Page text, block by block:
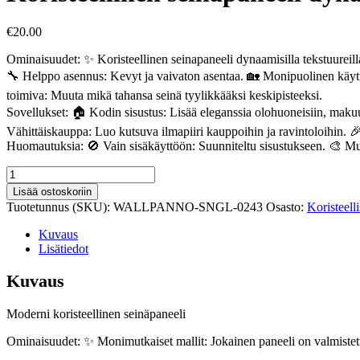
€20.00
Ominaisuudet: ✨ Koristeellinen seinapaneeli dynaamisilla
🔧 Helppo asennus: Kevyt ja vaivaton asentaa. 🏡 Monipuolinen
toimiva: Muuta mikä tahansa seinä tyylikkääksi keskipisteeksi.
Sovellukset: 🏠 Kodin sisustus: Lisää eleganssia olohuoneisiin,
Vähittäiskauppa: Luo kutsuva ilmapiiri kauppoihin ja ravintoloihin.
Huomautuksia: 🚫 Vain sisäkäyttöön: Suunniteltu sisustukseen. 🎨
Koristeellinen
seinapaneeli
dynaamisilla
tekstuureilla
määrä
Lisää ostoskoriin
Tuotetunnus (SKU): WALLPANNO-SNGL-0243 Osasto:
Kuvaus
Lisätiedot
Kuvaus
Moderni koristeellinen seinäpaneeli
Ominaisuudet: ✨ Monimutkaiset mallit: Jokainen paneeli on